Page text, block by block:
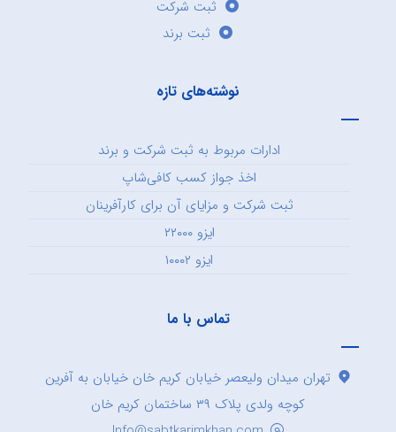
ثبت شرکت
ثبت برند
نوشته‌های تازه
ادارات مربوط به ثبت شرکت و برند
اخذ جواز کسب کافی‌شاپ
ثبت شرکت و مزایای آن برای کارآفرینان
ایزو ۲۲۰۰۰
ایزو ۱۰۰۰۲
تماس با ما
تهران میدان ولیعصر خیابان کریم خان خیابان به آفرین
کوچه ولدی پلاک ۳۹ ساختمان کریم خان